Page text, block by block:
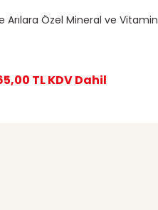
Arılara Özel Mineral ve Vitamin
TLKDV Dahil